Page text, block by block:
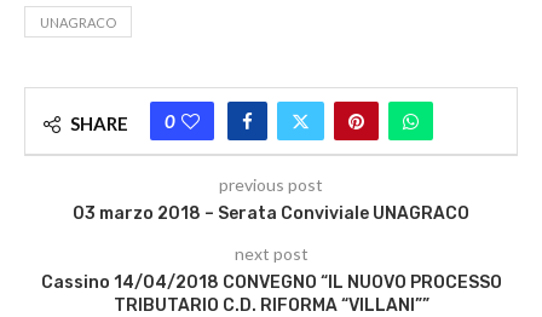
UNAGRACO
SHARE 0
previous post
03 marzo 2018 – Serata Conviviale UNAGRACO
next post
Cassino 14/04/2018 CONVEGNO “IL NUOVO PROCESSO
TRIBUTARIO C.D. RIFORMA “VILLANI””